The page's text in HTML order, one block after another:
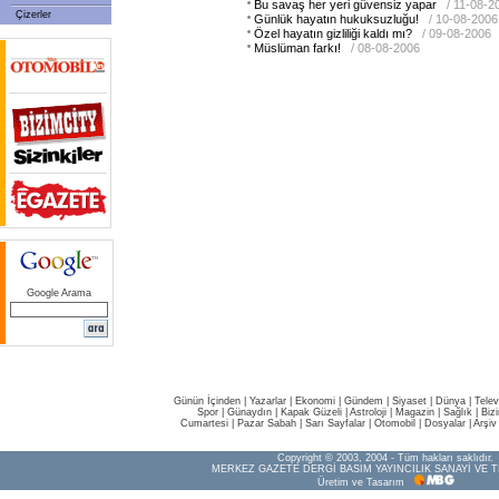
Çizerler
Google Arama
Bu savaş her yeri güvensiz yapar
/ 11-08-
Günlük hayatın hukuksuzluğu!
/ 10-08-2006
Özel hayatın gizliliği kaldı mı?
/ 09-08-2006
Müslüman farkı!
/ 08-08-2006
Günün İçinden Yazarlar Ekonomi Gündem Siyaset Dünya |
Spor
Günaydın Kapak Güzeli Astroloji Magazin Sağlık
Cumartesi
Pazar Sabah Sarı Sayfalar Otomobil Dosyalar Arşiv
Copyright © 2003, 2004 - Tüm hakları saklıdır.
MERKEZ GAZETE DERGİ BASIM YAYINCILIK SANAYİ VE
Üretim ve Tasarım